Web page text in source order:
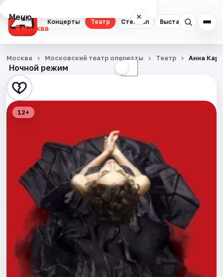
Концерты Театр Стендап Выставки
Меню ×
Москва
Концерты
Театр
Стендап
Экскурсии
Спорт
Города
Площадки
Ночной режим ☾
Москва Московский театр оперетты Театр Анна
12+